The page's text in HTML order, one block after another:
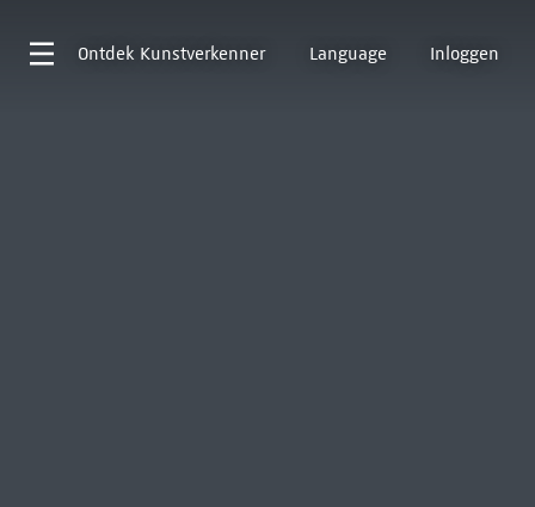
Ontdek Kunstverkenner Language Inloggen